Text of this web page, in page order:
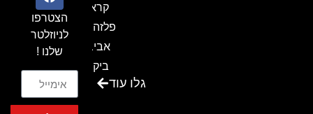
קראון
פלזה תל
אביב-
ביקור
בכנסגלו עוד
הצטרפו
לניוזלטר
שלנו !